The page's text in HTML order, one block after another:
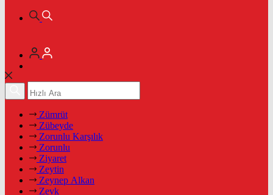
Zümrüt
Zübeyde
Zorunlu Karşılık
Zorunlu
Ziyaret
Zeytin
Zeynep Alkan
Zevk